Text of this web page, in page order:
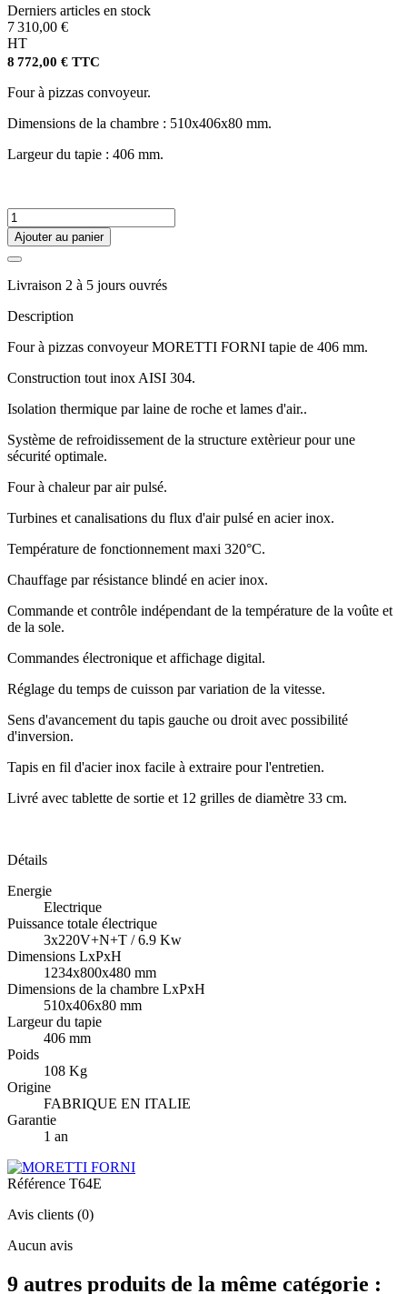
Derniers articles en stock
7 310,00 €
HT
8 772,00 € TTC
Four à pizzas convoyeur.
Dimensions de la chambre : 510x406x80 mm.
Largeur du tapie : 406 mm.
Ajouter au panier
Livraison 2 à 5 jours ouvrés
Description
Four à pizzas convoyeur MORETTI FORNI tapie de 406 mm.
Construction tout inox AISI 304.
Isolation thermique par laine de roche et lames d'air..
Système de refroidissement de la structure extèrieur pour une
sécurité optimale.
Four à chaleur par air pulsé.
Turbines et canalisations du flux d'air pulsé en acier inox.
Température de fonctionnement maxi 320°C.
Chauffage par résistance blindé en acier inox.
Commande et contrôle indépendant de la température de la voûte et
de la sole.
Commandes électronique et affichage digital.
Réglage du temps de cuisson par variation de la vitesse.
Sens d'avancement du tapis gauche ou droit avec possibilité
d'inversion.
Tapis en fil d'acier inox facile à extraire pour l'entretien.
Livré avec tablette de sortie et 12 grilles de diamètre 33 cm.
Détails
Energie
Electrique
Puissance totale électrique
3x220V+N+T / 6.9 Kw
Dimensions LxPxH
1234x800x480 mm
Dimensions de la chambre LxPxH
510x406x80 mm
Largeur du tapie
406 mm
Poids
108 Kg
Origine
FABRIQUE EN ITALIE
Garantie
1 an
Référence T64E
Avis clients (0)
Aucun avis
9 autres produits de la même catégorie :